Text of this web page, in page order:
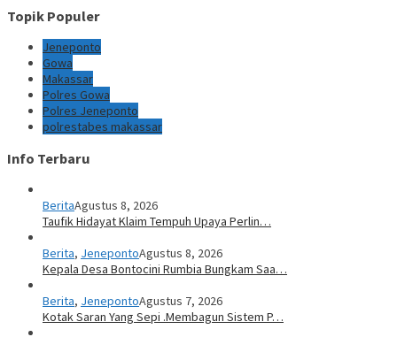
Topik Populer
Jeneponto
Gowa
Makassar
Polres Gowa
Polres Jeneponto
polrestabes makassar
Info Terbaru
BeritaAgustus 8, 2026
Taufik Hidayat Klaim Tempuh Upaya Perlin…
Berita, JenepontoAgustus 8, 2026
Kepala Desa Bontocini Rumbia Bungkam Saa…
Berita, JenepontoAgustus 7, 2026
Kotak Saran Yang Sepi .Membagun Sistem P…